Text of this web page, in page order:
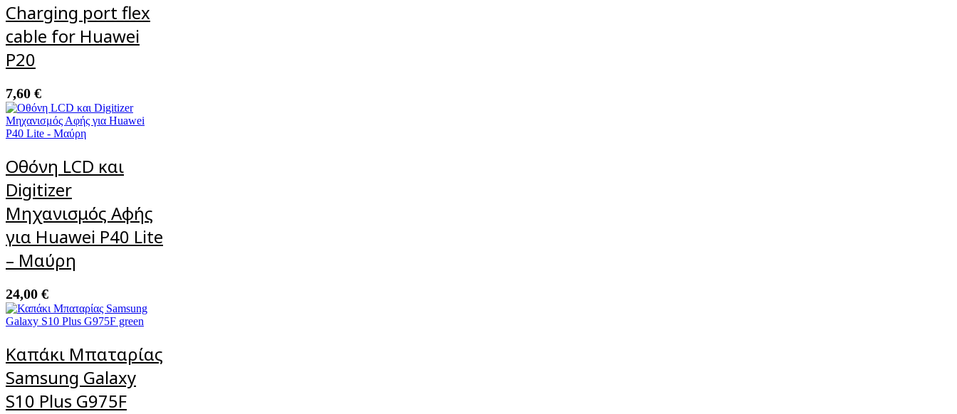
Charging port flex
cable for Huawei
P20
7,60 €
Οθόνη LCD και
Digitizer
Μηχανισμός Αφής
για Huawei P40 Lite
– Μαύρη
24,00 €
Καπάκι Μπαταρίας
Samsung Galaxy
S10 Plus G975F